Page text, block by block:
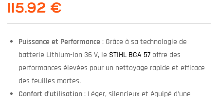
115.92 €
Puissance et Performance : Grâce à sa technologie de
batterie Lithium-Ion 36 V, le STIHL BGA 57offre des
performances élevées pour un nettoyage rapide et efficace
des feuilles mortes.
Confort d’utilisation: Léger, silencieux et équipé d’une